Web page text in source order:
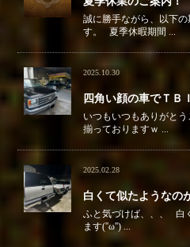
誠に勝手ながら、以下
す。 夏季休暇期間 ...
2025.10.30
四角い顔の車でＴＢ
いつもいつもありがと
揃っておりますｗ ...
2025.02.28
白くて似たようなの
ふと気づけば、、、 白
ます(''ω'') ...